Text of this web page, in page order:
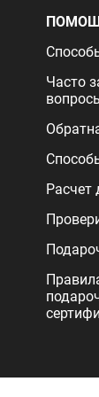
Часто
Расчет